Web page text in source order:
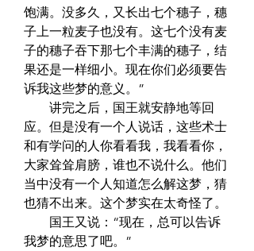
饱满。没多久，又长出七个穗子，穗
子上一粒麦子也没有。这七个没有麦
子的穗子吞下那七个丰满的穗子，结
果还是一样细小。现在你们必须要告
诉我这些梦的意义。”
讲完之后，国王就安静地等回
应。但是没有一个人说话，这些术士
和有学问的人你看看我，我看看你，
大家耸耸肩膀，谁也不说什么。他们
当中没有一个人知道怎么解这梦，猜
国王又说：“现在，总可以告诉
我梦的意思了吧。”